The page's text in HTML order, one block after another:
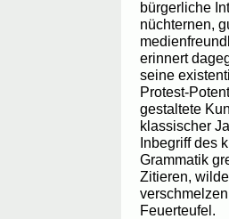
bürgerliche
nüchternen,
erinnert
seine
Protest-
gestaltete
klassischer
Inbegriff des
Grammatik
Zitieren,
Feuerteufel.